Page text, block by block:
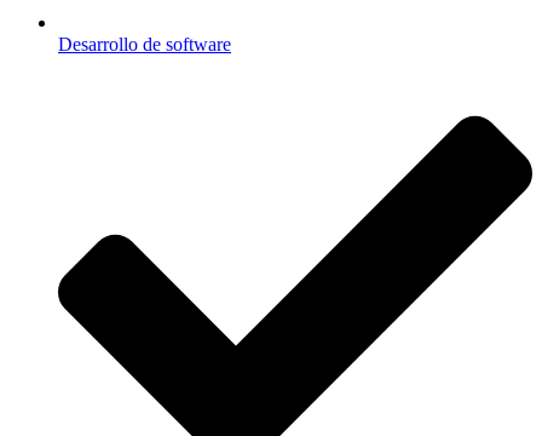
Desarrollo de software